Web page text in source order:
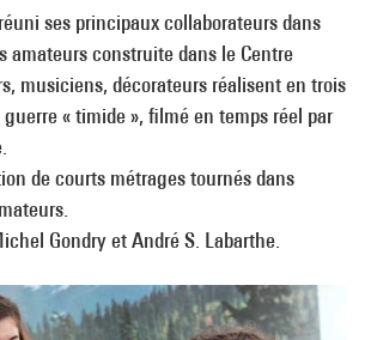
ses principaux collaborateurs dans
amateurs construite dans le Centre
musiciens, décorateurs réalisent en trois
« timide », filmé en temps réel par
de courts métrages tournés dans
Gondry et André S. Labarthe.